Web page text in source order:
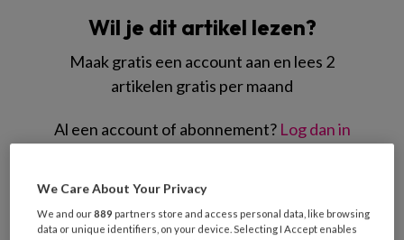
Wil je dit artikel lezen?
Maak gratis een account aan en lees 2
artikelen gratis per maand
Al een account of abonnement? Log dan in
Wat
je
We Care About Your Privacy
We and our889 partners store and access personal data, like browsing
data or unique identifiers, on your device. Selecting I Accept enables